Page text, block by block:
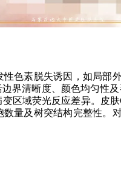
色素脱失诱因，如局部
界清晰度、颜色均匀性
区域荧光反应差异。皮
量及树突结构完整性。